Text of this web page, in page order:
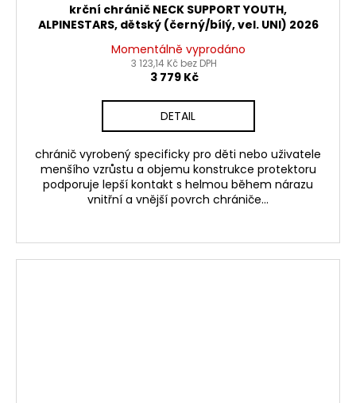
krční chránič NECK SUPPORT YOUTH,
ALPINESTARS, dětský (černý/bílý, vel. UNI) 2026
Momentálně vyprodáno
3 123,14 Kč bez DPH
3 779 Kč
DETAIL
chránič vyrobený specificky pro děti nebo uživatele
menšího vzrůstu a objemu konstrukce protektoru
podporuje lepší kontakt s helmou během nárazu
vnitřní a vnější povrch chrániče...